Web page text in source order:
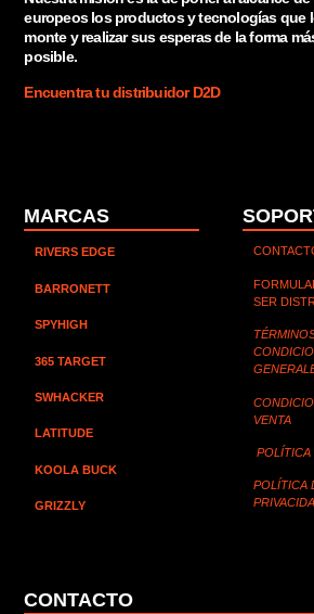
europeos los productos y tecnologías que
monte y realizar sus esperas de la forma
posible.
Encuentra tu distribuidor D2D
MARCAS
RIVERS EDGE
BARRONETT
SPYHIGH
365 TARGET
SWHACKER
LATITUDE
KOOLA BUCK
GRIZZLY
SER
VENTA
POLÍTICA
POLÍTICA
CONTACTO